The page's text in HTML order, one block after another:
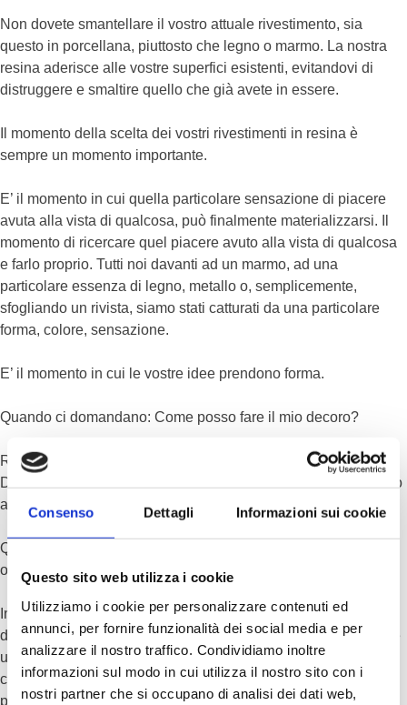
Consenso Dettagli Informazioni sui cookie
Questo sito web utilizza i cookie
Utilizziamo i cookie per personalizzare contenuti ed
annunci, per fornire funzionalità dei social media e per
analizzare il nostro traffico. Condividiamo inoltre
informazioni sul modo in cui utilizza il nostro sito con i
nostri partner che si occupano di analisi dei dati web,
Non dovete smantellare il vostro attuale rivestimento, sia
questo in porcellana, piuttosto che legno o marmo. La nostra
resina aderisce alle vostre superfici esistenti, evitandovi di
distruggere e smaltire quello che già avete in essere.
Il momento della scelta dei vostri rivestimenti in resina è
sempre un momento importante.
E’ il momento in cui quella particolare sensazione di piacere
avuta alla vista di qualcosa, può finalmente materializzarsi. Il
momento di ricercare quel piacere avuto alla vista di qualcosa
e farlo proprio. Tutti noi davanti ad un marmo, ad una
particolare essenza di legno, metallo o, semplicemente,
sfogliando un rivista, siamo stati catturati da una particolare
forma, colore, sensazione.
E’ il momento in cui le vostre idee prendono forma.
Quando ci domandano: Come posso fare il mio decoro?
Rispondiamo: Dal bianco al nero, passando per tutti colori.
Dall’opaco all’extra-lucido in tutte le loro gradazioni e dal liscio
al ruvido in tutte le loro sfumature.
Quanto detto fino ad ora sulle scelte dei rivestimenti, vale
ovviamente anche per i pavimenti.
In questo processo produttivo e’ da sottolineare la resistenza
della resina in questo processo produttivo. Lo stesso materiale
utilizzato per le superfici verticali, in quelle orizzontali
calpestabili assume una funzione nuova dal punto di vista
pratico: la resistenza al graffio.